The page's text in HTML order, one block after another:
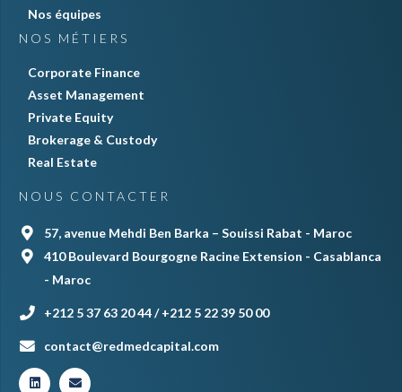
Nos équipes
NOS MÉTIERS
Corporate Finance
Asset Management
Private Equity
Brokerage & Custody
Real Estate
NOUS CONTACTER
57, avenue Mehdi Ben Barka – Souissi Rabat - Maroc
410 Boulevard Bourgogne Racine Extension - Casablanca
- Maroc
+212 5 37 63 20 44 / +212 5 22 39 50 00
contact@redmedcapital.com